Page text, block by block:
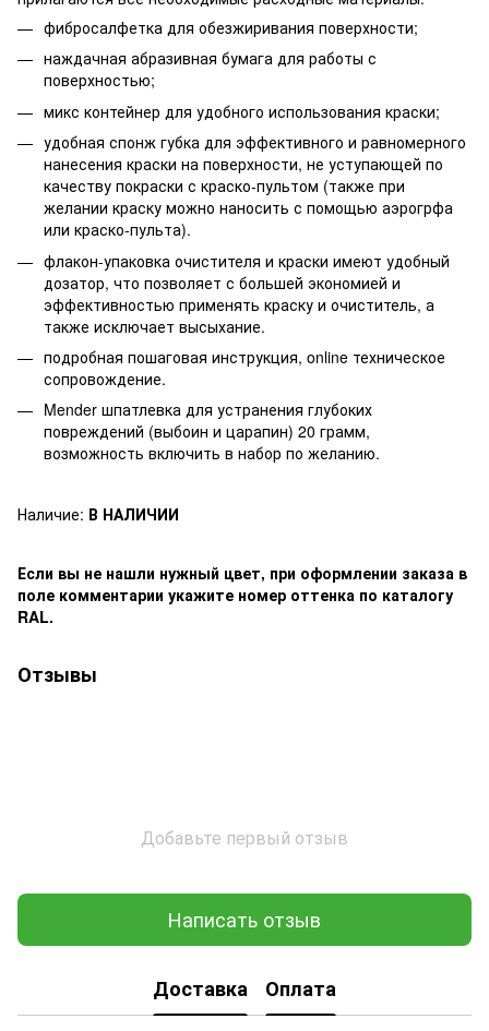
фибросалфетка для обезжиривания поверхности;
наждачная абразивная бумага для работы с
поверхностью;
микс контейнер для удобного использования краски;
удобная спонж губка для эффективного и равномерного
нанесения краски на поверхности, не уступающей по
качеству покраски с краско-пультом (также при
желании краску можно наносить с помощью аэрогрфа
или краско-пульта).
флакон-упаковка очистителя и краски имеют удобный
дозатор, что позволяет с большей экономией и
эффективностью применять краску и очиститель, а
также исключает высыхание.
подробная пошаговая инструкция, online техническое
сопровождение.
Mender шпатлевка для устранения глубоких
повреждений (выбоин и царапин) 20 грамм,
возможность включить в набор по желанию.
Наличие: В НАЛИЧИИ
Если вы не нашли нужный цвет, при оформлении заказа в
поле комментарии укажите номер оттенка по каталогу
RAL.
Отзывы
Добавьте первый отзыв
Написать отзыв
Доставка Оплата